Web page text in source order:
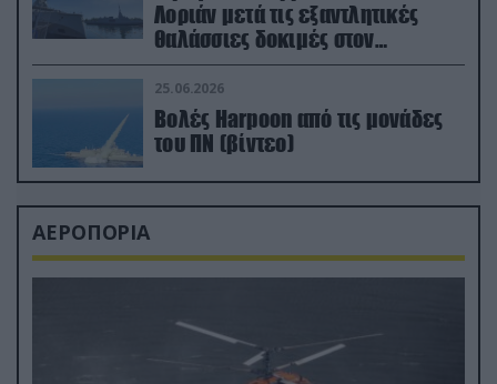
Λοριάν μετά τις εξαντλητικές
θαλάσσιες δοκιμές στον
απαιτητικό Βισκαϊκό
25.06.2026
Βολές Harpoon από τις μονάδες
του ΠΝ (βίντεο)
ΑΕΡΟΠΟΡΙΑ